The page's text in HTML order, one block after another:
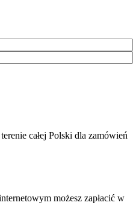
całej Polski dla zamówień
możesz zapłacić w